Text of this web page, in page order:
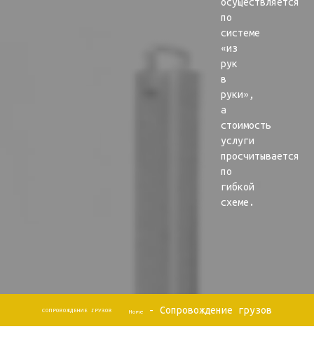
по
системе
«из
рук
в
руки»,
а
стоимость
услуги
просчитывается
по
гибкой
схеме.
СОПРОВОЖДЕНИЕ ГРУЗОВ Home - Сопровождение грузов